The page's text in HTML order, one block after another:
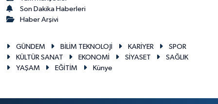
Son Dakika Haberleri
Haber Arşivi
GÜNDEM BİLİM TEKNOLOJİ KARİYER
SPOR
KÜLTÜR SANAT
EKONOMİ SİYASET
SAĞLIK
YAŞAM
EĞİTİM Künye